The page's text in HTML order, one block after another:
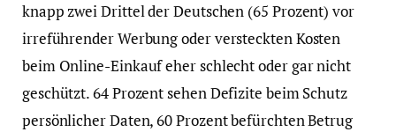
knapp zwei Drittel der Deutschen (65 Prozent) vor
irreführender Werbung oder versteckten Kosten
beim Online-Einkauf eher schlecht oder gar nicht
geschützt. 64 Prozent sehen Defizite beim Schutz
persönlicher Daten, 60 Prozent befürchten Betrug